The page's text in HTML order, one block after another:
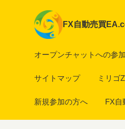
FX自動売買
オープンチャットへの参加
サイトマップ ミリゴ
新規参加の方へ FX自